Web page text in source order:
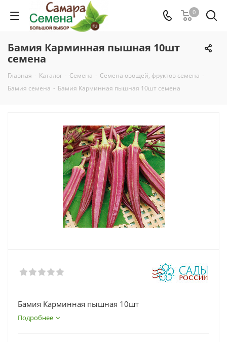
0
Бамия Карминная пышная 10шт
семена
Главная - Каталог - Семена - Семена овощей, фруктов семена -
Бамия семена - Бамия Карминная пышная 10шт семена
Бамия Карминная пышная 10шт
Подробнее